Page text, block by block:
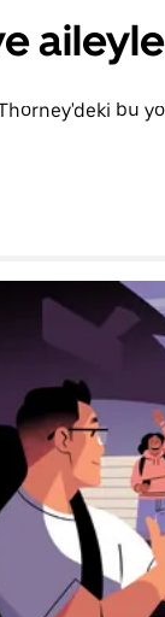
bu